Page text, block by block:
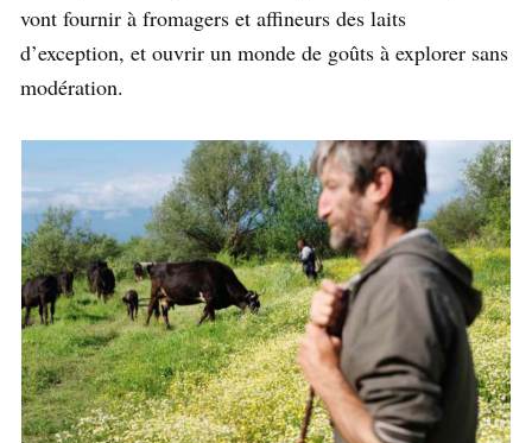
vont fournir à fromagers et affineurs des laits
d’exception, et ouvrir un monde de goûts à explorer sans
modération.